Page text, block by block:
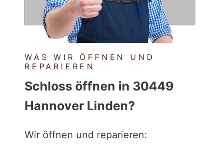
WAS WIR ÖFFNEN UND
REPARIEREN
Schloss öffnen in 30449
Hannover Linden?
Wir öffnen und reparieren: